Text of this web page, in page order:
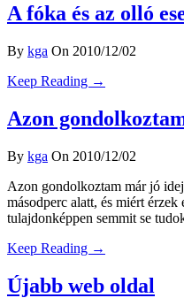
A fóka és az olló
By kga On 2010/12/02
Keep Reading →
Azon
By kga On 2010/12/02
Azon gondolkoztam már jó
másodperc alatt, és miért
tulajdonképpen semmit se
Keep Reading →
Újabb web oldal